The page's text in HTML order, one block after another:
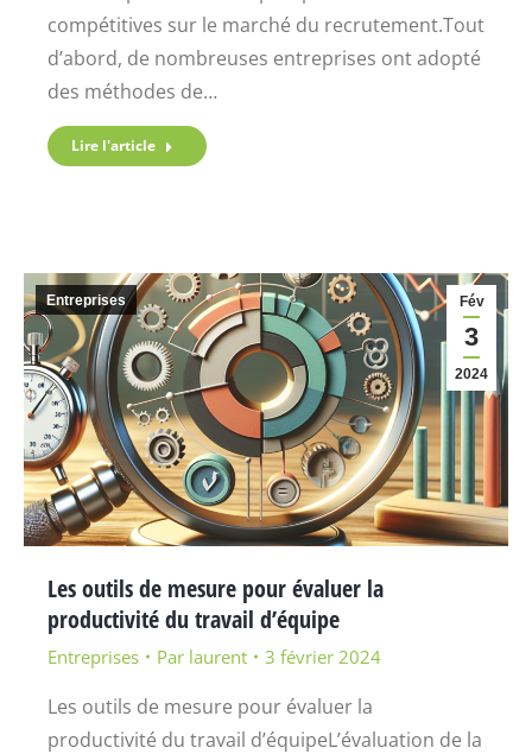
compétitives sur le marché du recrutement.Tout
d’abord, de nombreuses entreprises ont adopté
des méthodes de…
Lire l'article
Fév
3
2024
Entreprises
Les outils de mesure pour évaluer la
productivité du travail d’équipe
Entreprises Par laurent 3 février 2024
Les outils de mesure pour évaluer la
productivité du travail d’équipeL’évaluation de la